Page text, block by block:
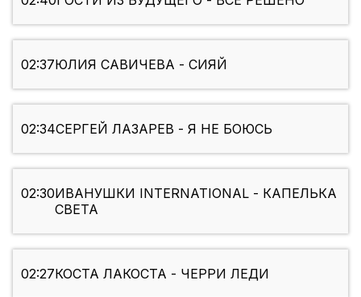
02:37ЮЛИЯ САВИЧЕВА - СИЯЙ
02:34СЕРГЕЙ ЛАЗАРЕВ - Я НЕ БОЮСЬ
02:30ИВАНУШКИ INTERNATIONAL - КАПЕЛЬКА
СВЕТА
02:27КОСТА ЛАКОСТА - ЧЕРРИ ЛЕДИ